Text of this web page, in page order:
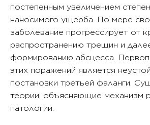
постепенным увеличением
наносимого ущерба. По мере
заболевание прогрессирует от
распространению трещин и
формированию абсцесса.
этих поражений является
постановки третьей фаланги.
теории, объясняющие механизм
патологии.